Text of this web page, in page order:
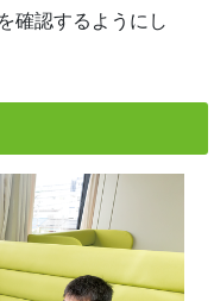
確認するようにし